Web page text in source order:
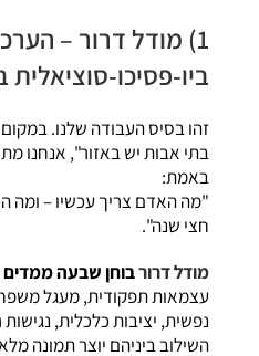
1) מודל דרור –
ביו-פסיכו-סוציאלית ב-7
זהו בסיס העבודה שלנו.
בתי אבות יש באזור", אנחנו
באמת:
"מה האדם צריך עכשיו – ומה
חצי שנה".
מודל דרורבוחן שבעה ממדים
עצמאות תפקודית, מעגל
נפשית, יציבות כלכלית,
השילוב ביניהם יוצר תמונה